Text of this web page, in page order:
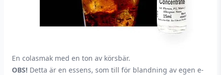
En colasmak med en ton av körsbär.
OBS! Detta är en essens, som till för blandning av egen e-